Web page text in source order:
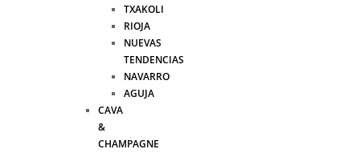
TXAKOLI
RIOJA
NUEVAS
TENDENCIAS
NAVARRO
AGUJA
CAVA
&
CHAMPAGNE